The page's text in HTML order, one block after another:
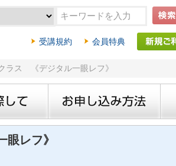
受講規約 会員特典
ラス 《デジタル一眼レフ》
レフ》